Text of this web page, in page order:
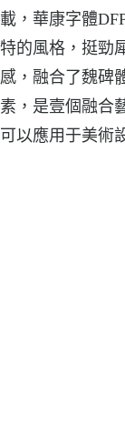
載，華康字體
特的風格，挺勁
感，融合了魏碑
素，是壹個融合
可以應用于美術